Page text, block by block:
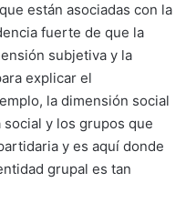
están asociadas con la
fuerte de que la
subjetiva y la
explicar el
la dimensión social
y los grupos que
y es aquí donde
grupal es tan